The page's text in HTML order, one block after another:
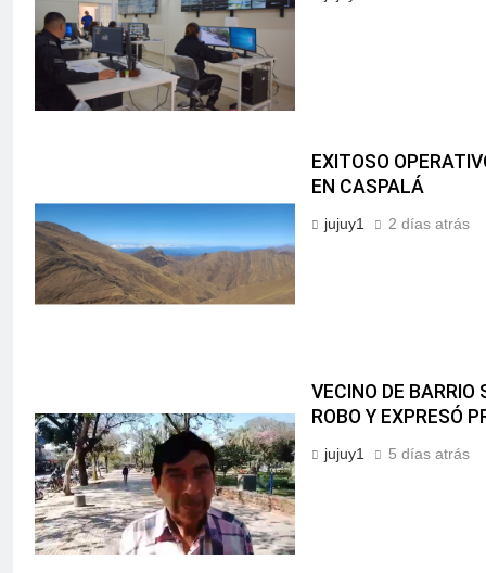
EXITOSO
EN CASPALÁ
jujuy1 2 días atrás
VECINO DE BARRIO
ROBO Y EXPRESÓ
jujuy1 5 días atrás